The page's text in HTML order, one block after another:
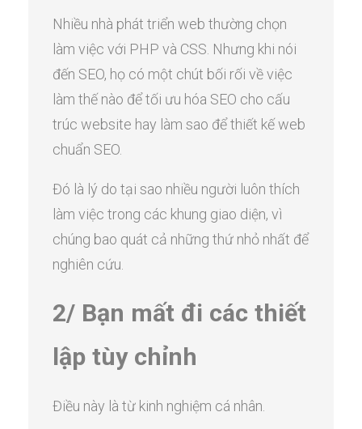
Nhiều nhà phát triển web thường chọn
làm việc với PHP và CSS. Nhưng khi nói
đến SEO, họ có một chút bối rối về việc
làm thế nào để tối ưu hóa SEO cho cấu
trúc website hay làm sao để thiết kế web
chuẩn SEO.
Đó là lý do tại sao nhiều người luôn thích
làm việc trong các khung giao diện, vì
chúng bao quát cả những thứ nhỏ nhất để
nghiên cứu.
2/ Bạn mất đi các thiết
lập tùy chỉnh
Điều này là từ kinh nghiệm cá nhân.